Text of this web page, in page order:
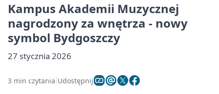
Kampus Akademii Muzycznej
nagrodzony za wnętrza - nowy
symbol Bydgoszczy
27 stycznia 2026
3 min czytania Udostępnij